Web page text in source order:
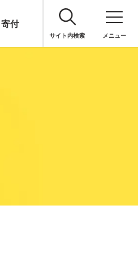
寄付
サイト内検索 メニュー